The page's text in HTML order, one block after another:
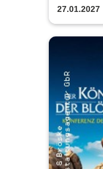
27.01.2027